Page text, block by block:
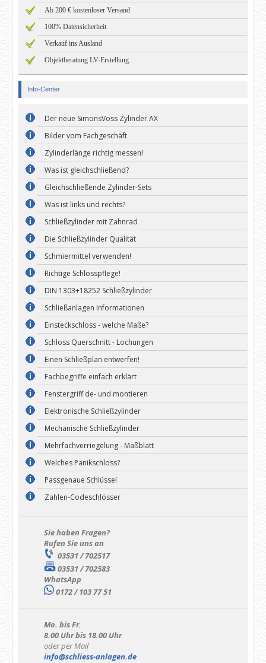
Ab 200 € kostenloser Versand
100% Datensicherheit
Verkauf ins Ausland
Objektberatung LV-Erstellung
Info-Center
Der neue SimonsVoss Zylinder AX
Bilder vom Fachgeschäft
Zylinderlänge richtig messen!
Was ist gleichschließend?
Gleichschließende Zylinder-Sets
Was ist links und rechts?
Schließzylinder mit Zahnrad
Die Schließzylinder Qualität
Schmiermittel verwenden!
Richtige Schlosspflege!
DIN 1303+18252 Schließzylinder
Schließanlagen Informationen
Einsteckschloss - welche Maße?
Schloss Querschnitt - Lochungen
Einen Schließplan entwerfen!
Fachbegriffe einfach erklärt
Fenstergriff de- und montieren
Elektronische Schließzylinder
Mechanische Schließzylinder
Mehrfachverriegelung - Maßblatt
Welches Panikschloss?
Passgenaue Schlüssel
Zahlen-Codeschlösser
Sie haben Fragen?
Rufen Sie uns an
03531 / 702517
03531 / 702583
WhatsApp
0172 / 103 77 51
Mo. bis Fr.
8.00 Uhr bis 18.00 Uhr
oder per Mail
info@schliess-anlagen.de